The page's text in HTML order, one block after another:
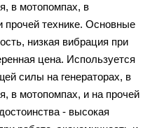
в мотопомпах, в
прочей технике. Основные
низкая вибрация при
цена. Используется
силы на генераторах, в
в мотопомпах, и на прочей
- высокая